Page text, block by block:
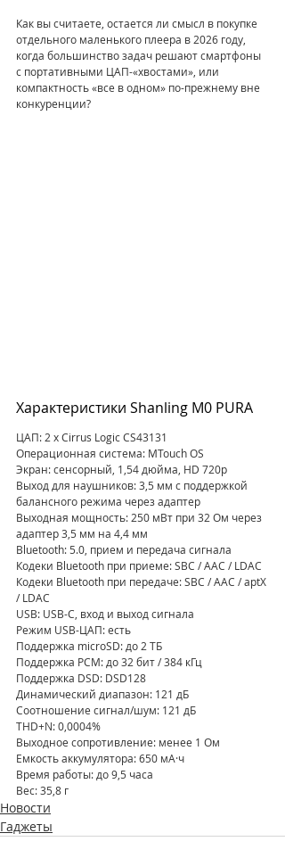
Как вы считаете, остается ли смысл в покупке
отдельного маленького плеера в 2026 году,
когда большинство задач решают смартфоны
с портативными ЦАП-«хвостами», или
компактность «все в одном» по-прежнему вне
конкуренции?
Характеристики Shanling M0 PURA
ЦАП: 2 x Cirrus Logic CS43131
Операционная система: MTouch OS
Экран: сенсорный, 1,54 дюйма, HD 720p
Выход для наушников: 3,5 мм с поддержкой
балансного режима через адаптер
Выходная мощность: 250 мВт при 32 Ом через
адаптер 3,5 мм на 4,4 мм
Bluetooth: 5.0, прием и передача сигнала
Кодеки Bluetooth при приеме: SBC / AAC / LDAC
Кодеки Bluetooth при передаче: SBC / AAC / aptX
/ LDAC
USB: USB-C, вход и выход сигнала
Режим USB-ЦАП: есть
Поддержка microSD: до 2 ТБ
Поддержка PCM: до 32 бит / 384 кГц
Поддержка DSD: DSD128
Динамический диапазон: 121 дБ
Соотношение сигнал/шум: 121 дБ
THD+N: 0,0004%
Выходное сопротивление: менее 1 Ом
Емкость аккумулятора: 650 мА·ч
Время работы: до 9,5 часа
Вес: 35,8 г
Новости
Гаджеты